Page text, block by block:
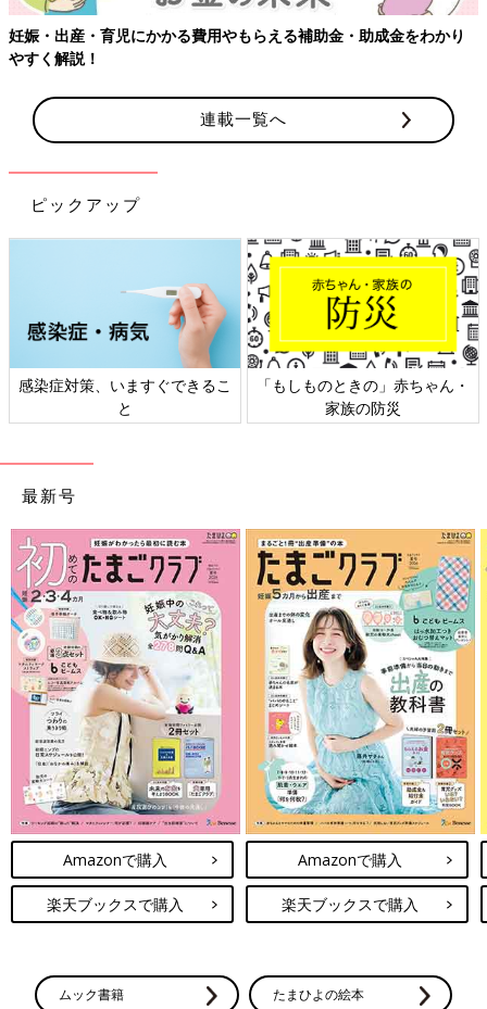
妊娠・出産・育児にかかる費用やもらえる補助金・助成金をわかり
やすく解説！
連載一覧へ
ピックアップ
感染症対策、いますぐできるこ
と
「もしものときの」赤ちゃん・
家族の防災
最新号
Amazonで購入
楽天ブックスで購入
Amazonで購入
楽天ブックスで購入
ムック書籍 たまひよの絵本